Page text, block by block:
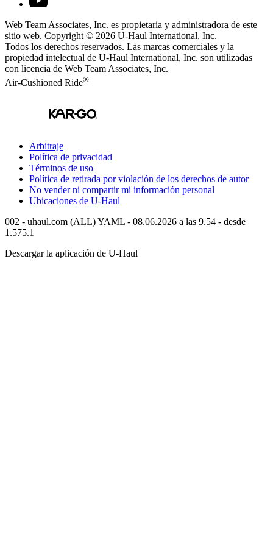
Web Team Associates, Inc. es propietaria y administradora de este
sitio web. Copyright © 2026 U-Haul International, Inc.
Todos los derechos reservados. Las marcas comerciales y la
propiedad intelectual de U-Haul International, Inc. son utilizadas
con licencia de Web Team Associates, Inc.
Air-Cushioned Ride®
Arbitraje
Política de privacidad
Términos de uso
Política de retirada por violación de los derechos de autor
No vender ni compartir mi información personal
Ubicaciones de U-Haul
002 - uhaul.com (ALL) YAML - 08.06.2026 a las 9.54 - desde
1.575.1
Descargar la aplicación de U-Haul